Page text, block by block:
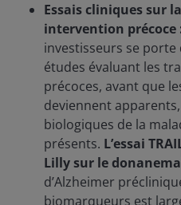
Essais cliniques sur
intervention précoce
investisseurs se porte
études évaluant les
précoces, avant que
deviennent
biologiques de la
présents. L’essai
Lilly sur le
d’Alzheimer
biomarqueurs est